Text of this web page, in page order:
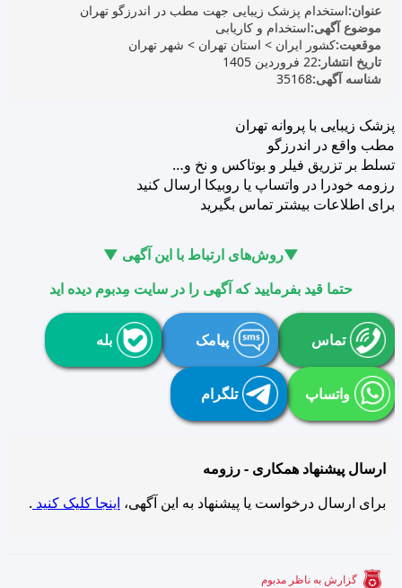
عنوان:استخدام پزشک زیبایی جهت مطب در اندرزگو تهران
موضوع آگهی:استخدام و کاریابی
موقعیت:کشور ایران > استان تهران > شهر تهران
تاریخ انتشار:22 فروردین 1405
شناسه آگهی:35168
پزشک زیبایی با پروانه تهران
مطب واقع در اندرزگو
تسلط بر تزریق فیلر و بوتاکس و نخ و…
رزومه خودرا در واتساپ یا روبیکا ارسال کنید
برای اطلاعات بیشتر تماس بگیرید
▼روش‌های ارتباط با این آگهی ▼
حتما قید بفرمایید که آگهی را در سایت مِدبوم دیده اید
تماس پیامک بله
واتساپ تلگرام
ارسال پیشنهاد همکاری - رزومه
برای ارسال درخواست یا پیشنهاد به این آگهی، اینجا کلیک کنید .
گزارش به ناظر مدبوم